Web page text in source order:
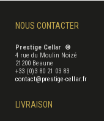
NOUS CONTACTER
Prestige Cellar ®
4 rue du Moulin Noizé
21200 Beaune
+33 (0)3 80 21 03 83
contact@prestige-cellar.fr
LIVRAISON